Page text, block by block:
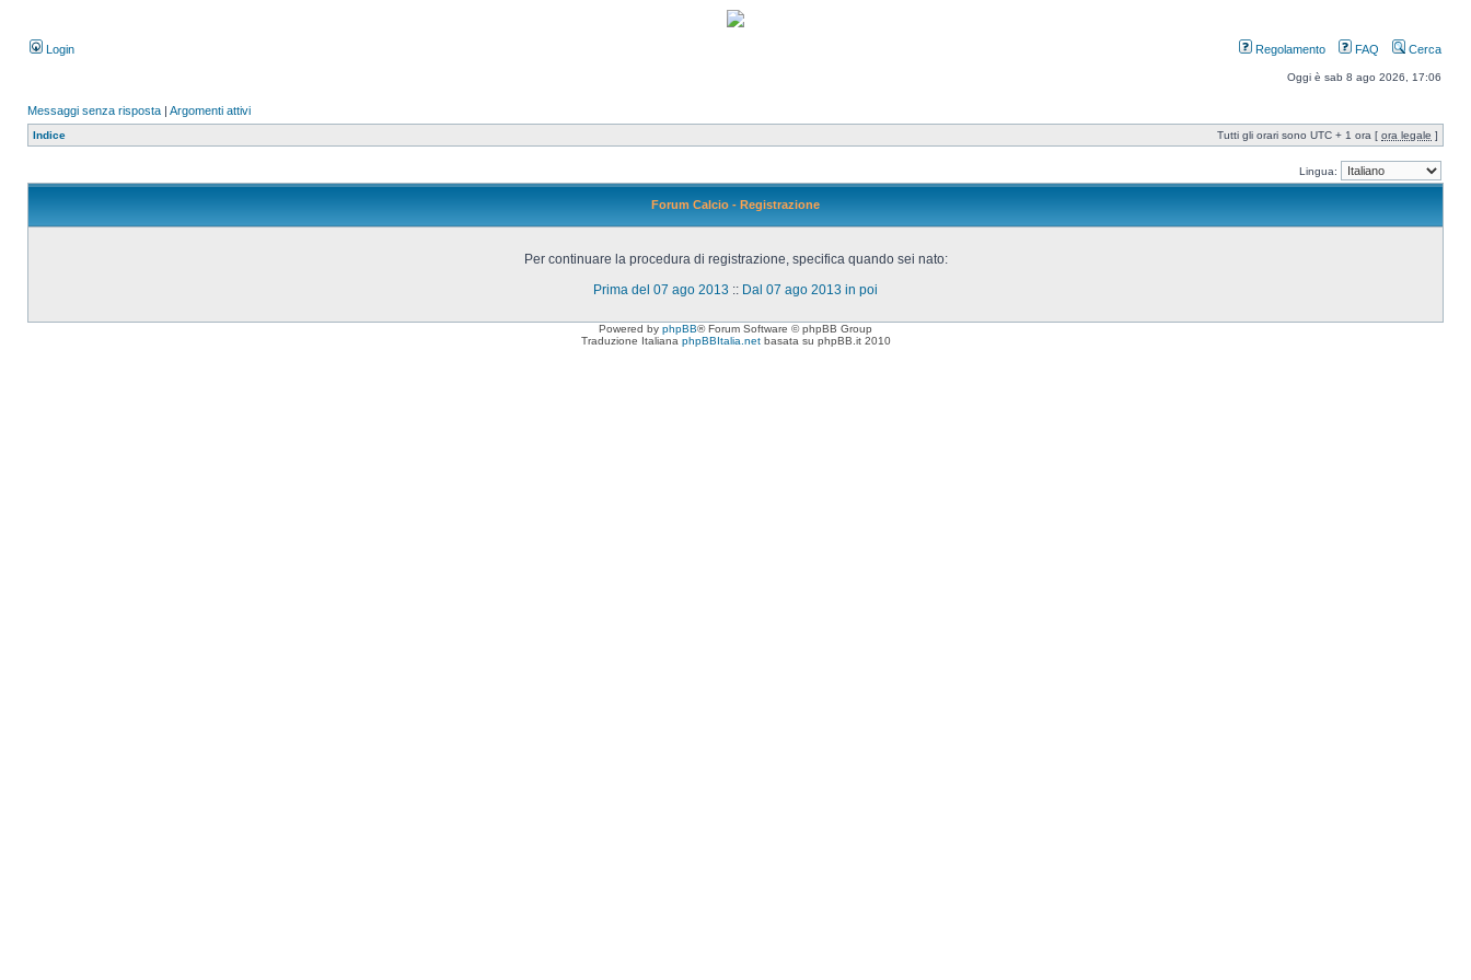
Login Regolamento FAQ Cerca
Oggi è sab 8 ago 2026, 17:06
Messaggi senza risposta | Argomenti attivi
Indice Tutti gli orari sono UTC + 1 ora [ ora legale ]
Lingua:
Forum Calcio - Registrazione
Per continuare la procedura di registrazione, specifica quando sei nato:
Prima del 07 ago 2013 :: Dal 07 ago 2013 in poi
Powered by phpBB® Forum Software © phpBB Group
Traduzione Italiana phpBBItalia.netbasata su phpBB.it 2010